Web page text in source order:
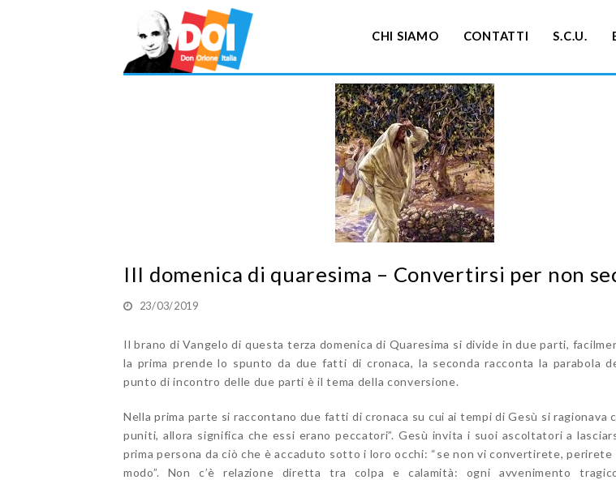
CHI SIAMO CONTATTI S.C.U.
III domenica di quaresima – Convertirsi per non
23/03/2019
Il brano di Vangelo di questa terza domenica di Quaresima si divide in due parti,
la prima prende lo spunto da due fatti di cronaca, la seconda racconta la parabola
punto di incontro delle due parti è il tema della conversione.
Nella prima parte si raccontano due fatti di cronaca su cui ai tempi di Gesù si ragionava
puniti, allora significa che essi erano peccatori”. Gesù invita i suoi ascoltatori a
prima persona da ciò che è accaduto sotto i loro occhi: “se non vi convertirete,
modo”. Non c’è relazione diretta tra colpa e calamità: ogni avvenimento